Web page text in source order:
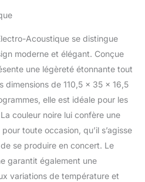
Chargement et
nylon acoustiques, qui
énormément le son et
donc modifier les règles
du jeu. Avec la guitare
NEXG 2N, nous avons
atteint ce qui suit:
Volume plus, une plage
dynamique plus large et
une réponse en
exceptionnelle. Il peut
également être utilisé
comme haut-parleur
Acoustique se distingue
moderne et élégant. Conçue
une légèreté étonnante tout
dimensions de 110,5 x 35 x 16,5
elle est idéale pour les
couleur noire lui confère une
toute occasion, qu’il s’agisse
se produire en concert. Le
garantit également une
variations de température et